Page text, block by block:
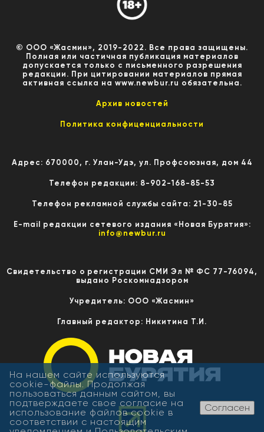
© ООО «Жасмин», 2019-2022. Все права защищены.
Полная или частичная публикация материалов
допускается только с письменного разрешения
редакции. При цитировании материалов прямая
активная ссылка на www.newbur.ru обязательна.
Архив новостей
Политика конфиценциальности
Адрес: 670000, г. Улан-Удэ, ул. Профсоюзная, дом 44
Телефон редакции: 8-902-168-85-53
Телефон рекламной службы сайта: 21-30-85
E-mail редакции сетевого издания «Новая Бурятия»:
info@newbur.ru
Свидетельство о регистрации СМИ Эл № ФС 77-76094,
выдано Роскомнадзором
Учредитель: ООО «Жасмин»
Главный редактор: Никитина Т.И.
На нашем сайте используются
cookie-файлы. Продолжая
пользоваться данным сайтом, вы
подтверждаете свое согласие на
использование файлов cookie в
соответствии с настоящим
Согласен